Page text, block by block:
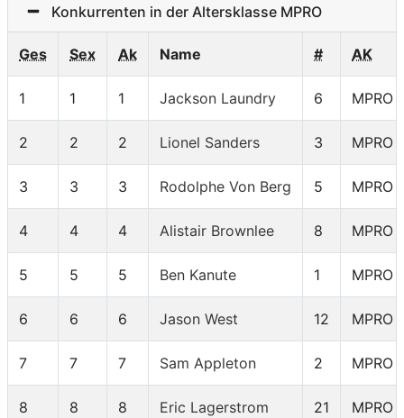
Konkurrenten in der Altersklasse MPRO
Ges Sex Ak Name # AK
1 1 1 Jackson Laundry 6 MPRO
2 2 2 Lionel Sanders 3 MPRO
3 3 3 Rodolphe Von Berg 5 MPRO
4 4 4 Alistair Brownlee 8 MPRO
5 5 5 Ben Kanute 1 MPRO
6 6 6 Jason West 12 MPRO
7 7 7 Sam Appleton 2 MPRO
8 8 8 Eric Lagerstrom 21 MPRO